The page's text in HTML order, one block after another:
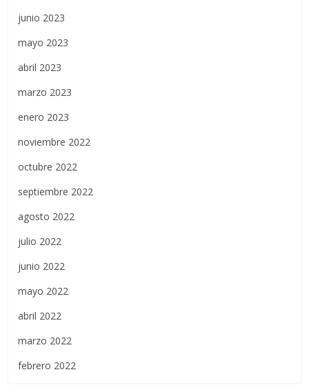
junio 2023
mayo 2023
abril 2023
marzo 2023
enero 2023
noviembre 2022
octubre 2022
septiembre 2022
agosto 2022
julio 2022
junio 2022
mayo 2022
abril 2022
marzo 2022
febrero 2022